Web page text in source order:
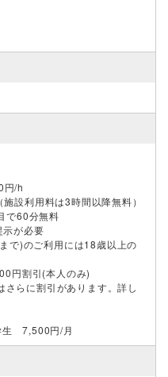
円/h
設利用料は3時間以降無料）
で60分無料
が必要
で)のご利用には18歳以上の
円割引(本人のみ)
らに割引があります。詳し
生 7,500円/月